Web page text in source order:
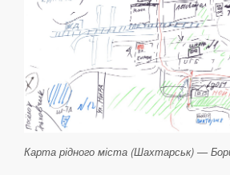
Карта рідного міста (Шахтарськ) —